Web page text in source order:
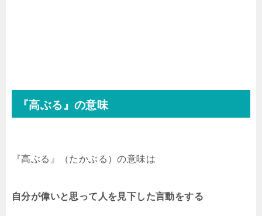
『高ぶる』の意味
『高ぶる』（たかぶる）の意味は
自分が偉いと思って人を見下した言動をする